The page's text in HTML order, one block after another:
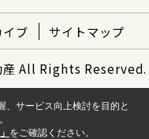
ブ サイトマップ
産 All Rights Reserved.
、サービス向上検討を目的と
をご確認ください。